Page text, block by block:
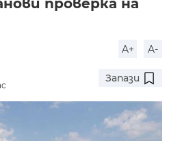
проверка на
A+ A-
Запази